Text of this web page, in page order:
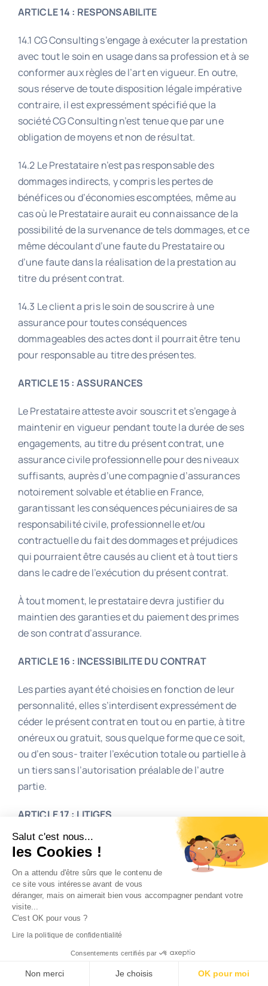
ARTICLE 14 : RESPONSABILITE
14.1 CG Consulting s’engage à exécuter la prestation
avec tout le soin en usage dans sa profession et à se
conformer aux règles de l’art en vigueur. En outre,
sous réserve de toute disposition légale impérative
contraire, il est expressément spécifié que la
société CG Consulting n’est tenue que par une
obligation de moyens et non de résultat.
14.2 Le Prestataire n’est pas responsable des
dommages indirects, y compris les pertes de
bénéfices ou d’économies escomptées, même au
cas où le Prestataire aurait eu connaissance de la
possibilité de la survenance de tels dommages, et ce
même découlant d’une faute du Prestataire ou
d’une faute dans la réalisation de la prestation au
titre du présent contrat.
14.3 Le client a pris le soin de souscrire à une
assurance pour toutes conséquences
dommageables des actes dont il pourrait être tenu
pour responsable au titre des présentes.
ARTICLE 15 : ASSURANCES
Le Prestataire atteste avoir souscrit et s’engage à
maintenir en vigueur pendant toute la durée de ses
engagements, au titre du présent contrat, une
assurance civile professionnelle pour des niveaux
suffisants, auprès d’une compagnie d’assurances
notoirement solvable et établie en France,
garantissant les conséquences pécuniaires de sa
responsabilité civile, professionnelle et/ou
contractuelle du fait des dommages et préjudices
qui pourraient être causés au client et à tout tiers
dans le cadre de l’exécution du présent contrat.
À tout moment, le prestataire devra justifier du
maintien des garanties et du paiement des primes
de son contrat d’assurance.
ARTICLE 16 : INCESSIBILITE DU CONTRAT
Les parties ayant été choisies en fonction de leur
personnalité, elles s’interdisent expressément de
céder le présent contrat en tout ou en partie, à titre
onéreux ou gratuit, sous quelque forme que ce soit,
ou d’en sous- traiter l’exécution totale ou partielle à
un tiers sans l’autorisation préalable de l’autre
partie.
ARTICLE 17 : LITIGES
Les présents, contrat et conditions générales sont
soumis au Droit Français. En cas de litige
concernant la validité, l’exécution, l’interprétation
et/ou la rupture des présents, contrat et Conditions
Générales, les parties conviennent de s’efforcer de
résoudre à l’amiable ledit litige dans un délai d’un
mois à compter de la date de survenance de ce
dernier. A défaut d’accord dans ce délai, la partie la
plus diligente pourra saisir le tribunal de commerce
Salut c'est nous...
les Cookies !
On a attendu d'être sûrs que le contenu de
ce site vous intéresse avant de vous
déranger, mais on aimerait bien vous accompagner pendant votre
visite...
C'est OK pour vous ?
Lire la politique de confidentialité
Consentements certifiés par
Non merci Je choisis OK pour moi